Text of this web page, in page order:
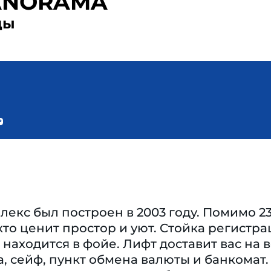
был построен в 2003 году. Помимо
ценит простор и уют. Cтойка
находится в фойе. Лифт доставит вас
сейф, пункт обмена валюты и банкомат.